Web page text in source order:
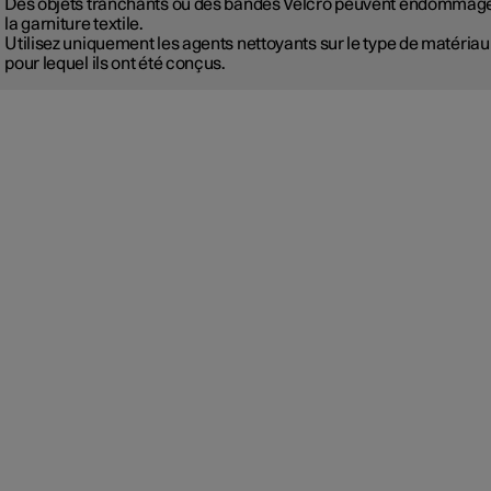
Des objets tranchants ou des bandes Velcro peuvent
la garniture textile.
Utilisez uniquement les agents nettoyants sur le type de matériau
pour lequel ils ont été conçus.